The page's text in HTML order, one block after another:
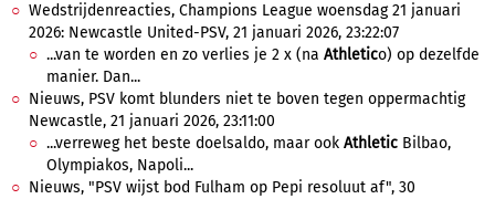
Wedstrijdenreacties, Champions League woensdag 21 januari
2026: Newcastle United-PSV, 21 januari 2026, 23:22:07
...van te worden en zo verlies je 2 x (na Athletico) op dezelfde
manier. Dan...
Nieuws, PSV komt blunders niet te boven tegen oppermachtig
Newcastle, 21 januari 2026, 23:11:00
...verreweg het beste doelsaldo, maar ook Athletic Bilbao,
Olympiakos, Napoli...
Nieuws, "PSV wijst bod Fulham op Pepi resoluut af", 30